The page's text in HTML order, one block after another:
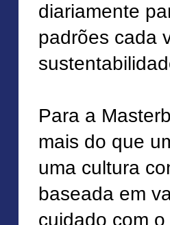
diariamente
padrões cada
Para a
mais do que
uma cultura
baseada em
cuidado com